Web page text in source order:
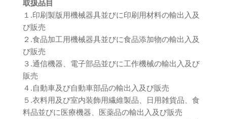
取扱品目
１.印刷製版用機械器具並びに印刷用材料の輸出入及
び販売
２.食品加工用機械器具並びに食品添加物の輸出入及
び販売
３.通信機器、電子部品並びに工作機械の輸出入及び
販売
４.自動車及び自動車部品の輸出入及び販売
５.衣料用及び室内装飾用繊維製品、日用雑貨品、食
料品並びに医療機器、医薬品の輸出入及び販売